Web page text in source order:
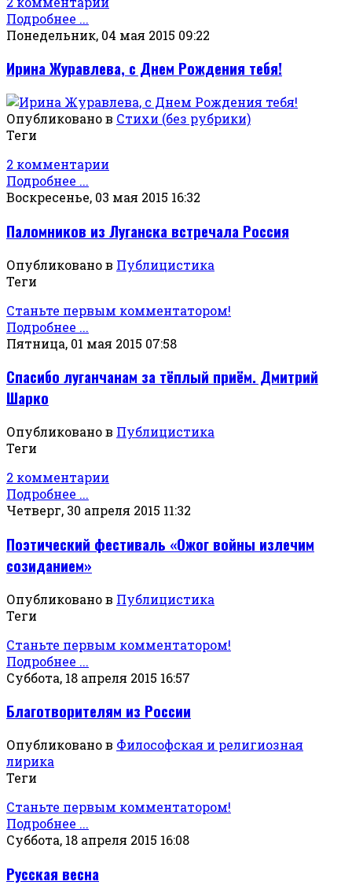
Подробнее ...
Понедельник, 04 мая 2015 09:22
Ирина Журавлева, с Днем Рождения тебя!
Опубликовано в Стихи (без рубрики)
Теги
2 комментарии
Подробнее ...
Воскресенье, 03 мая 2015 16:32
Паломников из Луганска встречала Россия
Опубликовано в Публицистика
Теги
Станьте первым комментатором!
Подробнее ...
Пятница, 01 мая 2015 07:58
Спасибо луганчанам за тёплый приём. Дмитрий
Шарко
Опубликовано в Публицистика
Теги
2 комментарии
Подробнее ...
Четверг, 30 апреля 2015 11:32
Поэтический фестиваль «Ожог войны излечим
созиданием»
Опубликовано в Публицистика
Теги
Станьте первым комментатором!
Подробнее ...
Суббота, 18 апреля 2015 16:57
Благотворителям из России
Опубликовано в Философская и религиозная
лирика
Теги
Станьте первым комментатором!
Подробнее ...
Суббота, 18 апреля 2015 16:08
Русская весна